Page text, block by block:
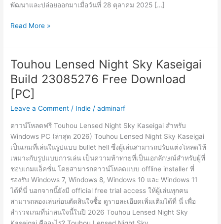
พัฒนาและปล่อยออกมาเมื่อวันที่ 28 ตุลาคม 2025 […]
The
Keeper
Story
v1.1.0f9
Free
Download
[PC]
Read More »
Touhou Lensed Night Sky Kaseigai
Build 23085276 Free Download
[PC]
Leave a Comment / Indie /adminarf
ดาวน์โหลดฟรี Touhou Lensed Night Sky Kaseigai สำหรับ
Windows PC (ล่าสุด 2026) Touhou Lensed Night Sky Kaseigai
เป็นเกมที่เล่นในรูปแบบ bullet hell ซึ่งผู้เล่นสามารถปรับแต่งโหลดให้
เหมาะกับรูปแบบการเล่น เป็นความท้าทายที่เป็นเอกลักษณ์สำหรับผู้ที่
ชอบเกมแอ็คชั่น โดยสามารถดาวน์โหลดแบบ offline installer ที่
รองรับ Windows 7, Windows 8, Windows 10 และ Windows 11
ได้ที่นี่ นอกจากนี้ยังมี official free trial access ให้ผู้เล่นทุกคน
สามารถลองเล่นก่อนตัดสินใจซื้อ ดูรายละเอียดเพิ่มเติมได้ที่ นี่ เพื่อ
สำรวจเกมที่น่าสนใจนี้ในปี 2026 Touhou Lensed Night Sky